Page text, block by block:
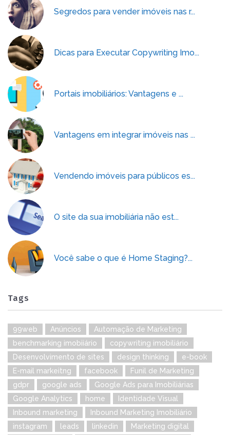
Segredos para vender imóveis nas r...
Dicas para Executar Copywriting Imo...
Portais imobiliários: Vantagens e ...
Vantagens em integrar imóveis nas ...
Vendendo imóveis para públicos es...
O site da sua imobiliária não est...
Você sabe o que é Home Staging?...
Tags
99web Anúncios
Automação de Marketing
benchmarking imobiiário
copywriting imobiliário
Desenvolvimento de sites
design thinking
e-book
E-mail markeitng
facebook
Funil de Marketing
gdpr
google ads
Google Ads para Imobiliárias
Google Analytics
home
Identidade Visual
Inbound marketing
Inbound Marketing Imobiliário
instagram
leads linkedin
Marketing digital